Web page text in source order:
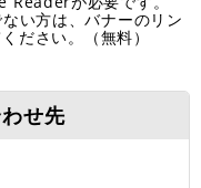
い方は、バナーのリン
ださい。（無料）
せ先